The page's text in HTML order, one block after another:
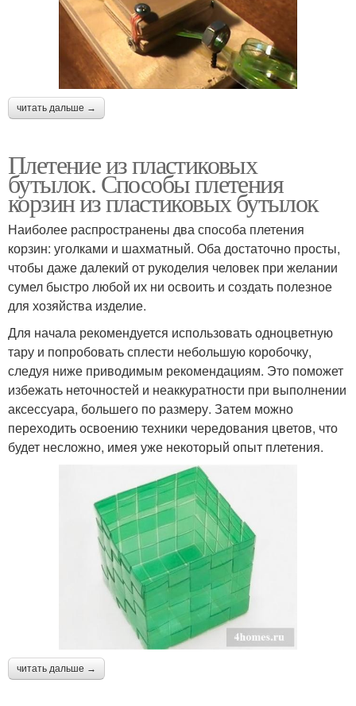
читать дальше →
Плетение из пластиковых
бутылок. Способы плетения
корзин из пластиковых бутылок
Наиболее распространены два способа плетения
корзин: уголками и шахматный. Оба достаточно просты,
чтобы даже далекий от рукоделия человек при желании
сумел быстро любой их ни освоить и создать полезное
для хозяйства изделие.
Для начала рекомендуется использовать одноцветную
тару и попробовать сплести небольшую коробочку,
следуя ниже приводимым рекомендациям. Это поможет
избежать неточностей и неаккуратности при выполнении
аксессуара, большего по размеру. Затем можно
переходить освоению техники чередования цветов, что
будет несложно, имея уже некоторый опыт плетения.
читать дальше →